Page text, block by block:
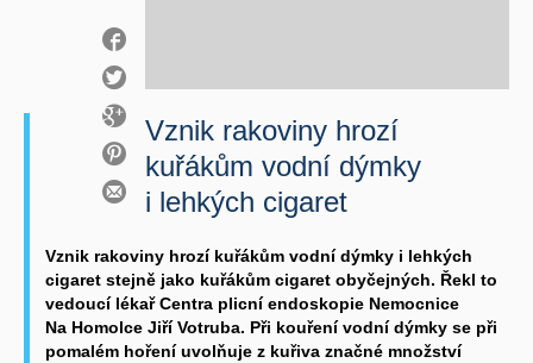
Vznik rakoviny hrozí
kuřákům vodní dýmky
i lehkých cigaret
Vznik rakoviny hrozí kuřákům vodní dýmky i lehkých
cigaret stejně jako kuřákům cigaret obyčejných. Řekl to
vedoucí lékař Centra plicní endoskopie Nemocnice
Na Homolce Jiří Votruba. Při kouření vodní dýmky se při
pomalém hoření uvolňuje z kuřiva značné množství